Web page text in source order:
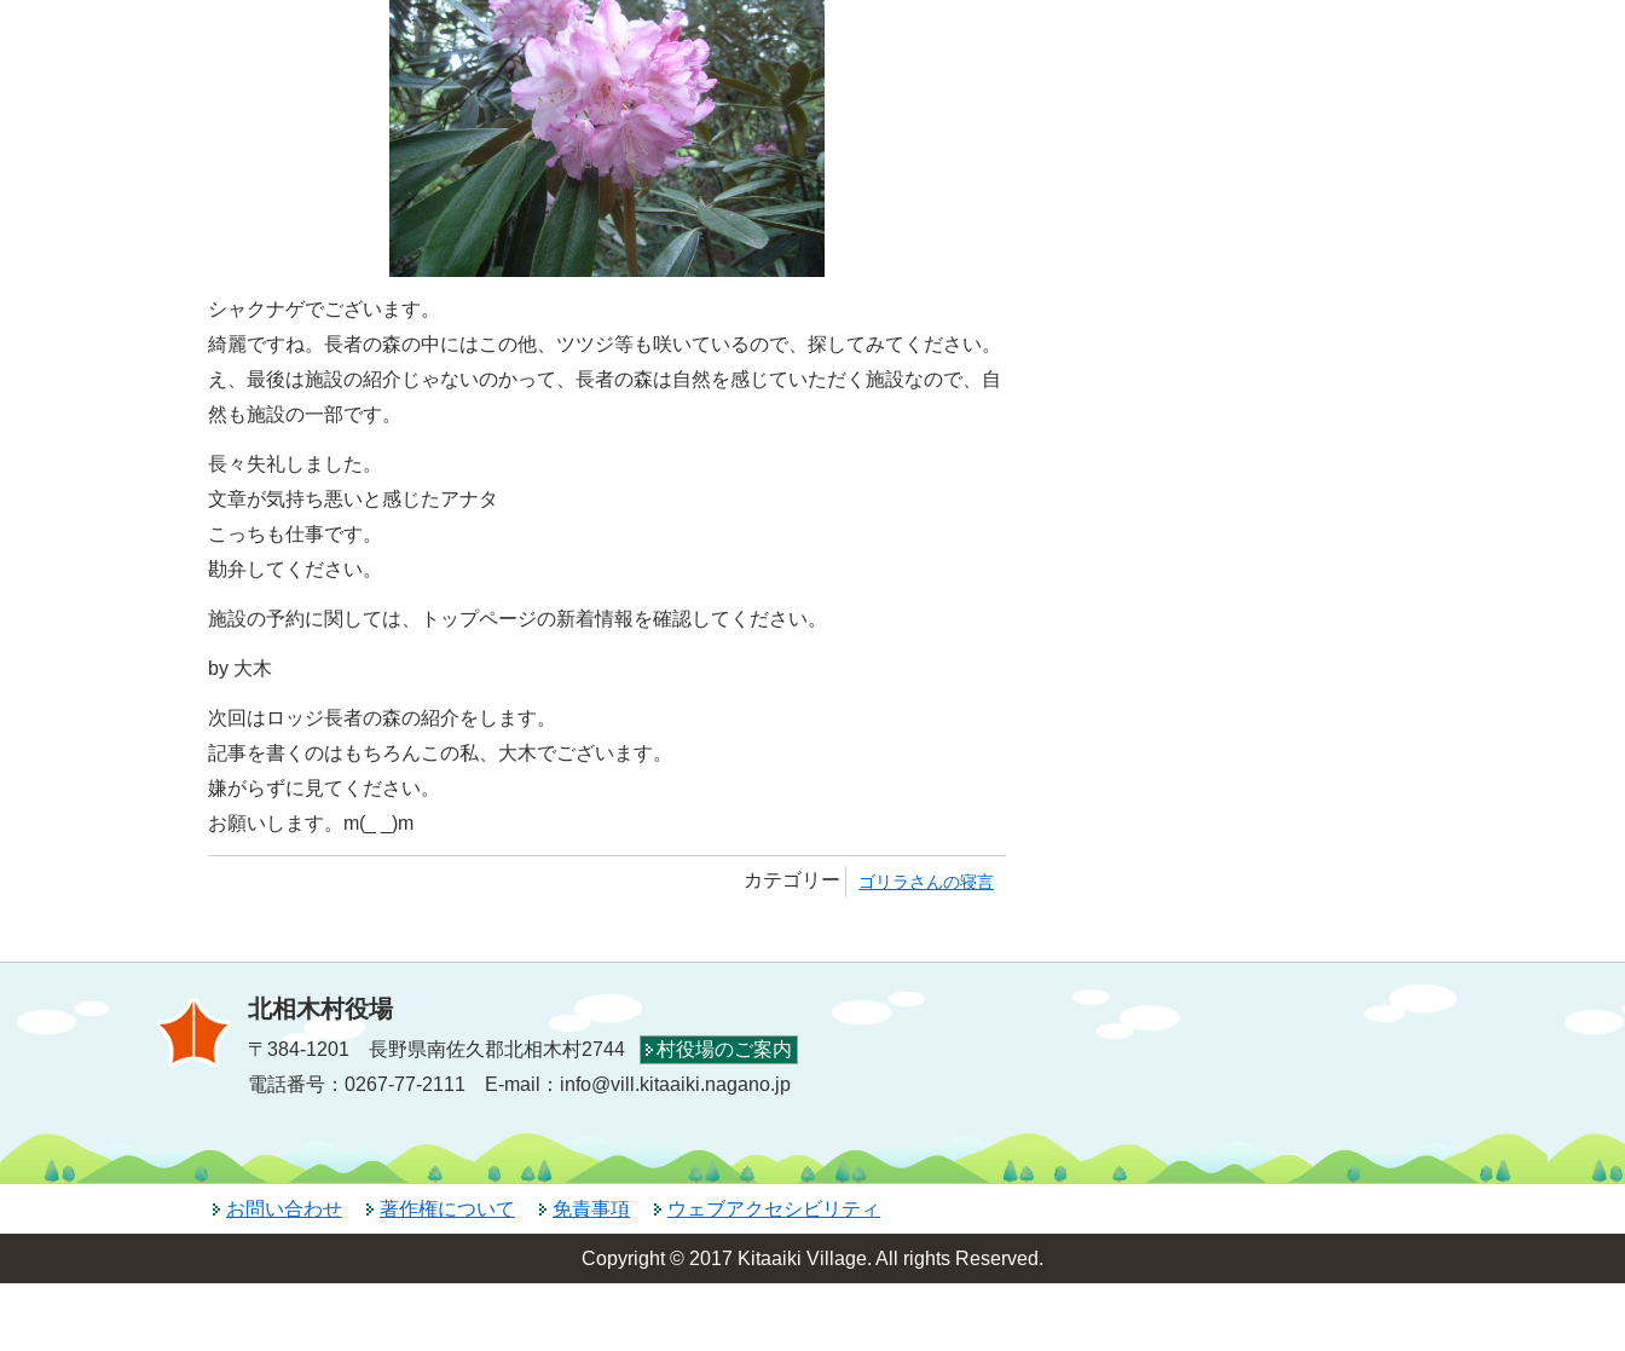
シャクナゲでございます。
綺麗ですね。長者の森の中にはこの他、ツツジ等も咲いているので、探してみてください。
え、最後は施設の紹介じゃないのかって、長者の森は自然を感じていただく施設なので、自
然も施設の一部です。
長々失礼しました。
文章が気持ち悪いと感じたアナタ
こっちも仕事です。
勘弁してください。
施設の予約に関しては、トップページの新着情報を確認してください。
by 大木
次回はロッジ長者の森の紹介をします。
記事を書くのはもちろんこの私、大木でございます。
嫌がらずに見てください。
お願いします。m(_ _)m
カテゴリー ゴリラさんの寝言
北相木村役場
〒384-1201 長野県南佐久郡北相木村2744
村役場のご案内
電話番号：0267-77-2111 E-mail：info@vill.kitaaiki.nagano.jp
お問い合わせ 著作権について 免責事項 ウェブアクセシビリティ
Copyright © 2017 Kitaaiki Village. All rights Reserved.